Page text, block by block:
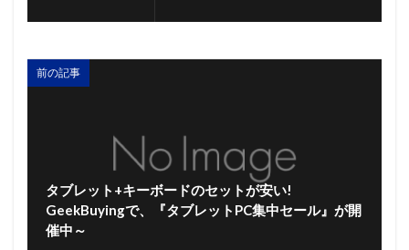
前の記事
タブレット+キーボードのセットが安い!
GeekBuyingで、『タブレットPC集中セール』が開
催中～